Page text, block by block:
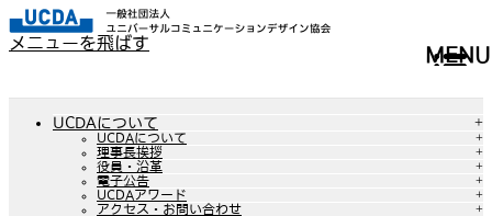
MENU
メニューを飛ばす
UCDAについて
UCDAについて
理事長挨拶
役員・沿革
電子公告
UCDAアワード
アクセス・お問い合わせ